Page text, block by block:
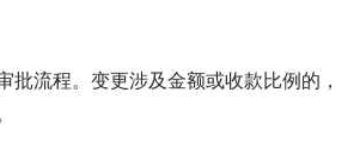
批流程。变更涉及金额或收款比例的，